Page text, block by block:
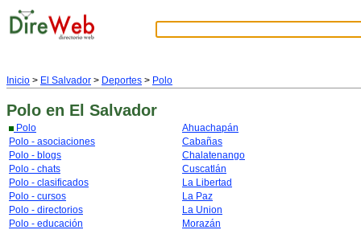
Inicio > El Salvador > Deportes > Polo
Polo en El Salvador
Polo
Polo - asociaciones
Polo - blogs
Polo - chats
Polo - clasificados
Polo - cursos
Polo - directorios
Polo - educación
Ahuachapán
Cabañas
Chalatenango
Cuscatlán
La Libertad
La Paz
La Union
Morazán